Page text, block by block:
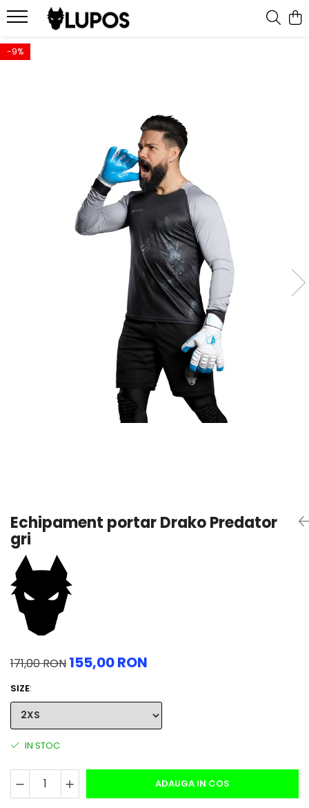
Manusi portar marimea 8
Manusi portar marimea 9
Manusi portar marimea 10
Manusi portar marimea 11
Accesorii pentru antrenament
-9%
Echipament portar Drako Predator
gri
171,00 RON 155,00 RON
SIZE:
IN STOC
ADAUGA IN COS